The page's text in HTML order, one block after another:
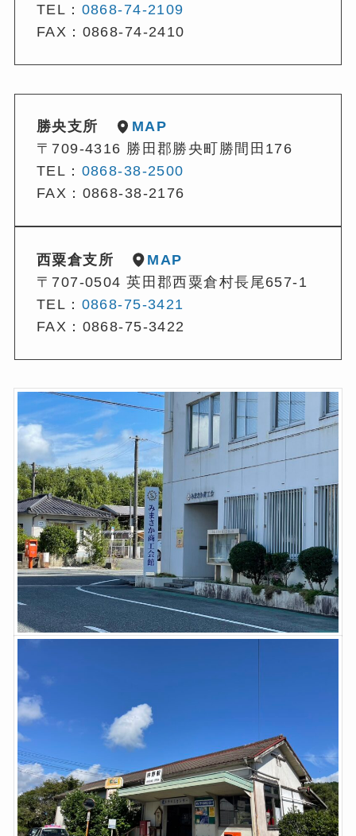
TEL： 0868-74-2109
FAX：0868-74-2410
勝央支所
MAP
〒709-4316 勝田郡勝央町勝間田176
TEL： 0868-38-2500
FAX：0868-38-2176
西粟倉支所
MAP
〒707-0504 英田郡西粟倉村長尾657-1
TEL： 0868-75-3421
FAX：0868-75-3422